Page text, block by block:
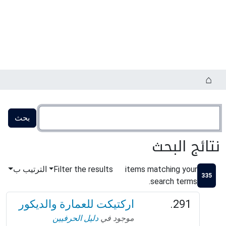
البحث
items matching your
search terms.
Filter the results الترتيب ب
اركتيكت للعمارة والديكور
موجود في دليل الحرفيين